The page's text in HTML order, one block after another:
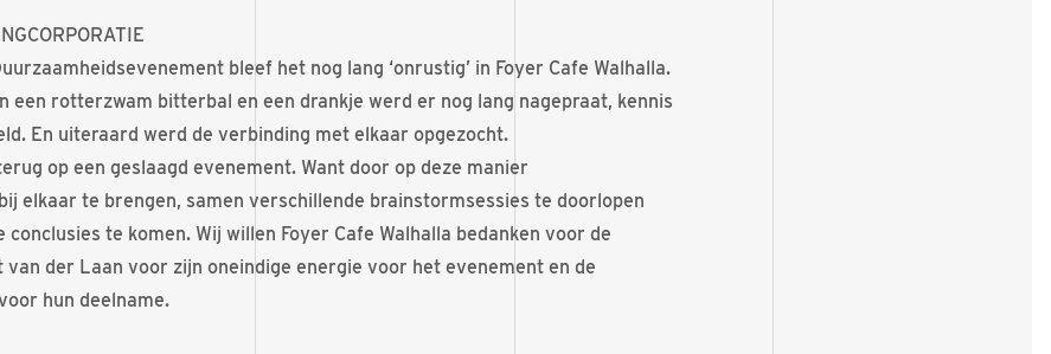
bleef het nog lang ‘onrustig’ in Foyer Cafe Walhalla.
een rotterzwam bitterbal en een drankje werd er nog lang nagepraat, kennis
En uiteraard werd de verbinding met elkaar opgezocht.
op een geslaagd evenement. Want door op deze manier
elkaar te brengen, samen verschillende brainstormsessies te doorlopen
te komen. Wij willen Foyer Cafe Walhalla bedanken voor de
der Laan voor zijn oneindige energie voor het evenement en de
hun deelname.